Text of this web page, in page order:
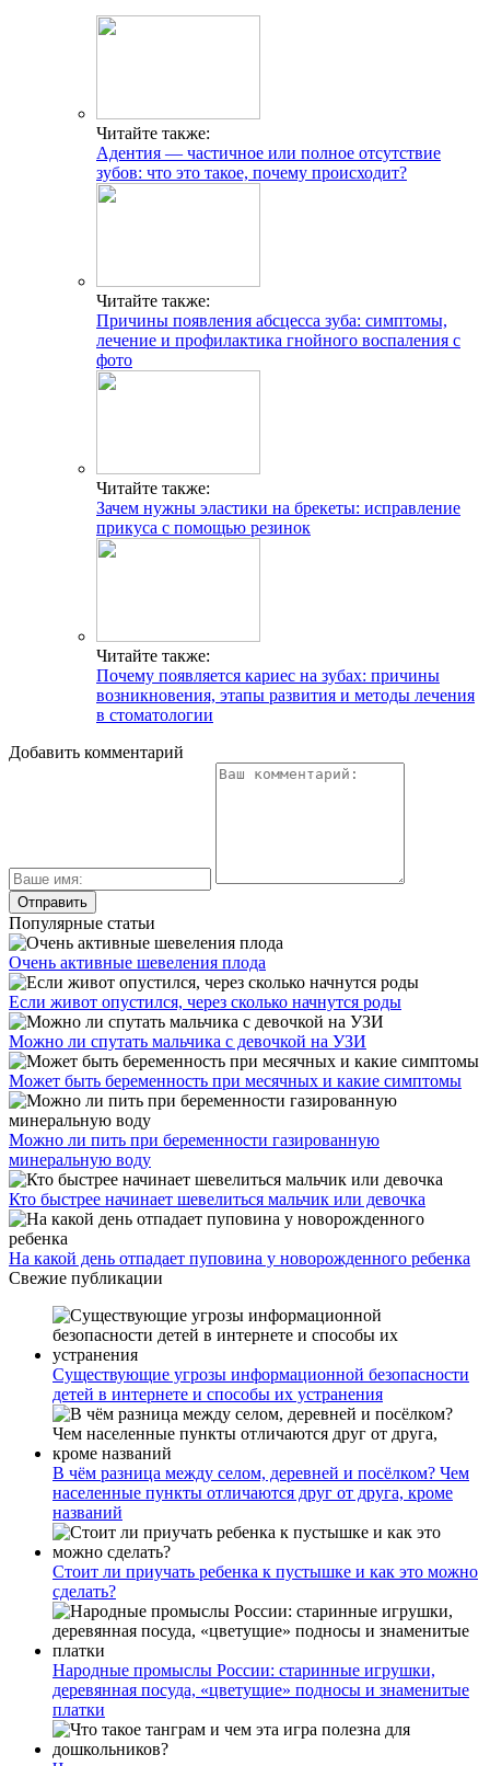
Читайте также:
Адентия — частичное или полное отсутствие
зубов: что это такое, почему происходит?
Читайте также:
Причины появления абсцесса зуба: симптомы,
лечение и профилактика гнойного воспаления с
фото
Читайте также:
Зачем нужны эластики на брекеты: исправление
прикуса с помощью резинок
Читайте также:
Почему появляется кариес на зубах: причины
возникновения, этапы развития и методы лечения
в стоматологии
Добавить комментарий
Популярные статьи
Очень активные шевеления плода
Если живот опустился, через сколько начнутся роды
Можно ли спутать мальчика с девочкой на УЗИ
Может быть беременность при месячных и какие симптомы
Можно ли пить при беременности газированную
минеральную воду
Кто быстрее начинает шевелиться мальчик или девочка
На какой день отпадает пуповина у новорожденного ребенка
Свежие публикации
Существующие угрозы информационной безопасности
детей в интернете и способы их устранения
В чём разница между селом, деревней и посёлком? Чем
населенные пункты отличаются друг от друга, кроме
названий
Стоит ли приучать ребенка к пустышке и как это можно
сделать?
Народные промыслы России: старинные игрушки,
деревянная посуда, «цветущие» подносы и знаменитые
платки